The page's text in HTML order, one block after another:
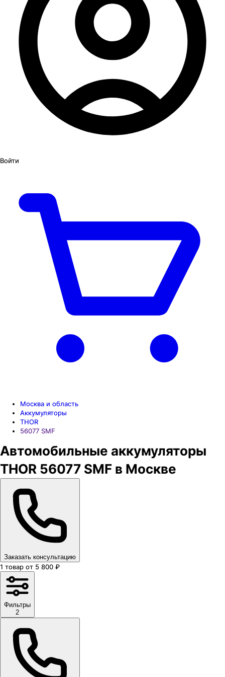
Войти
Москва и область
Аккумуляторы
THOR
56077 SMF
Автомобильные аккумуляторы
THOR 56077 SMF в Москве
Заказать консультацию
1 товар от 5 800 ₽
Фильтры
2